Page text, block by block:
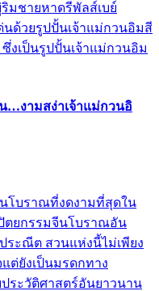
มชายหาดรีพัลส์เบย์
ด่นด้วยรูปปั้นเจ้าแม่กวนอิมสี
งเป็นรูปปั้นเจ้าแม่กวนอิม
น…งามสง่าเจ้าแม่กวนอิ
โบราณที่งดงามที่สุดใน
ปัตยกรรมจีนโบราณอัน
ระณีต สวนแห่งนี้ไม่เพียง
ต่ยังเป็นมรดกทาง
ระวัติศาสตร์อันยาวนาน